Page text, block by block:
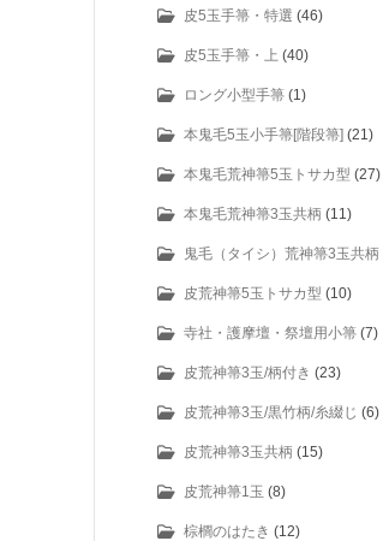
皮5玉手箒・特選 (46)
皮5玉手箒・上 (40)
ロング小型手箒 (1)
本鬼毛5玉小手箒[階段箒] (21)
本鬼毛荒神箒5玉トサカ型 (27)
本鬼毛荒神箒3玉共柄 (11)
鬼毛（タイシ）荒神箒3玉共柄
皮荒神箒5玉トサカ型 (10)
寺社・護摩壇・祭壇用小箒 (7)
皮荒神箒3玉/柄付き (23)
皮荒神箒3玉/黒竹柄/糸綴じ (6)
皮荒神箒3玉共柄 (15)
皮荒神箒1玉 (8)
棕櫚のはたき (12)